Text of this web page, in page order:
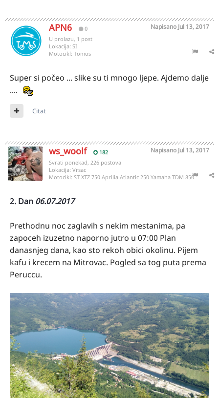
APN6 0 Napisano Jul 13, 2017
U prolazu, 1 post
Lokacija: SI
Motocikl: Tomos
Super si počeo ... slike su ti mnogo ljepe. Ajdemo dalje
....
Citat
ws_woolf 182 Napisano Jul 13, 2017
Svrati ponekad, 226 postova
Lokacija: Vrsac
Motocikl: ST XTZ 750 Aprilia Atlantic 250 Yamaha TDM 850
2. Dan 06.07.2017
Prethodnu noc zaglavih s nekim mestanima, pa
zapoceh izuzetno naporno jutro u 07:00 Plan
danasnjeg dana, kao sto rekoh obici okolinu. Pijem
kafu i krecem na Mitrovac. Pogled sa tog puta prema
Peruccu.